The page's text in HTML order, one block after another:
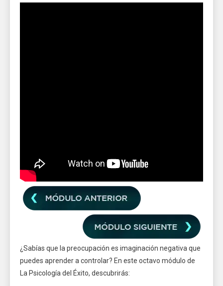
¿Sabías que la preocupación es imaginación negativa que
puedes aprender a controlar? En este octavo módulo de
La Psicología del Éxito, descubrirás: